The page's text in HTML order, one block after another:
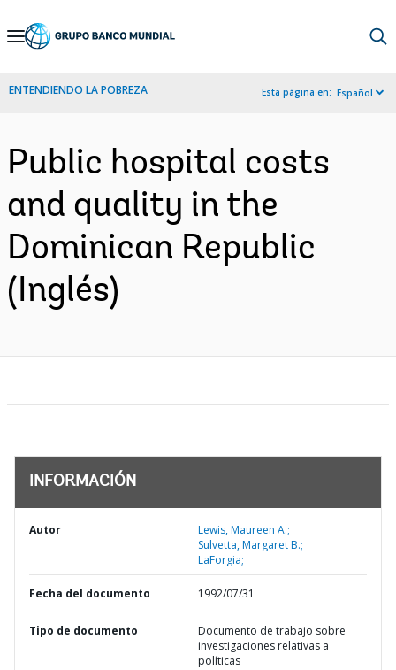
Skip
Navigation
ENTENDIENDO LA POBREZA Esta página en: Español
Public hospital costs
and quality in the
Dominican Republic
(Inglés)
INFORMACIÓN
Autor
Lewis, Maureen A.;
Sulvetta, Margaret B.;
LaForgia;
Fecha del documento 1992/07/31
Tipo de documento
Documento de trabajo sobre
investigaciones relativas a
políticas